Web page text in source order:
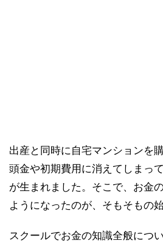
出産と同時に自宅マンションを
頭金や初期費用に消えてしまっ
が生まれました。そこで、お金
ようになったのが、そもそもの
スクールでお金の知識全般につ